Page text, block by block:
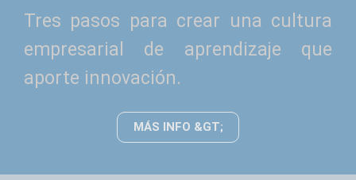
Tres pasos para crear una cultura
empresarial de aprendizaje que
aporte innovación.
MÁS INFO &GT;